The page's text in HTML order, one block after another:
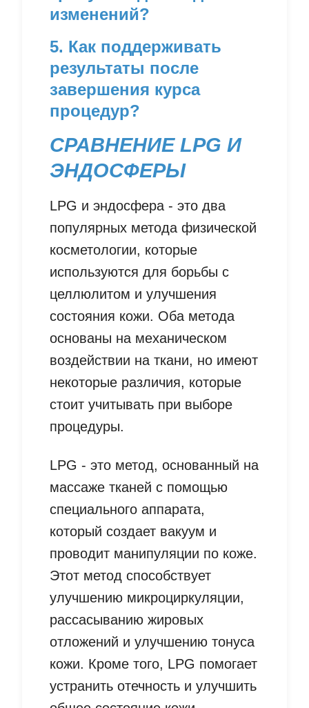
изменений?
5. Как поддерживать
результаты после
завершения курса
процедур?
СРАВНЕНИЕ LPG И
ЭНДОСФЕРЫ
LPG и эндосфера - это два
популярных метода физической
косметологии, которые
используются для борьбы с
целлюлитом и улучшения
состояния кожи. Оба метода
основаны на механическом
воздействии на ткани, но имеют
некоторые различия, которые
стоит учитывать при выборе
процедуры.
LPG - это метод, основанный на
массаже тканей с помощью
специального аппарата,
который создает вакуум и
проводит манипуляции по коже.
Этот метод способствует
улучшению микроциркуляции,
рассасыванию жировых
отложений и улучшению тонуса
кожи. Кроме того, LPG помогает
устранить отечность и улучшить